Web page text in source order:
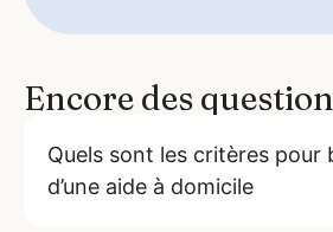
Encore des
Quels sont les critères pour
d’une aide à domicile